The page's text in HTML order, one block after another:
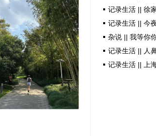
记录生活 || 徐
记录生活 || 今
杂说 || 我等你
记录生活 || 人
记录生活 || 上